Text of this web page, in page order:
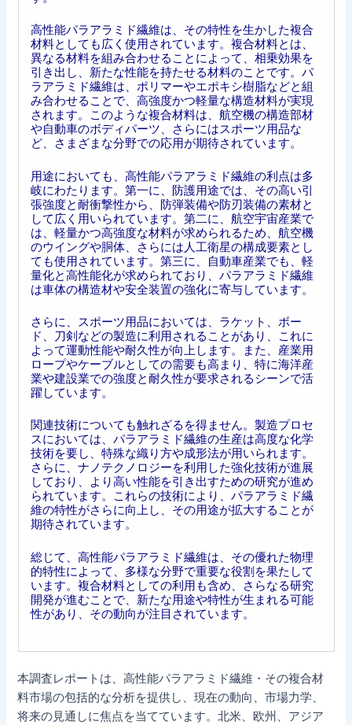
高性能パラアラミド繊維は、その特性を生かした複合
材料としても広く使用されています。複合材料とは、
異なる材料を組み合わせることによって、相乗効果を
引き出し、新たな性能を持たせる材料のことです。パ
ラアラミド繊維は、ポリマーやエポキシ樹脂などと組
み合わせることで、高強度かつ軽量な構造材料が実現
されます。このような複合材料は、航空機の構造部材
や自動車のボディパーツ、さらにはスポーツ用品な
ど、さまざまな分野での応用が期待されています。
用途においても、高性能パラアラミド繊維の利点は多
岐にわたります。第一に、防護用途では、その高い引
張強度と耐衝撃性から、防弾装備や防刃装備の素材と
して広く用いられています。第二に、航空宇宙産業で
は、軽量かつ高強度な材料が求められるため、航空機
のウイングや胴体、さらには人工衛星の構成要素とし
ても使用されています。第三に、自動車産業でも、軽
量化と高性能化が求められており、パラアラミド繊維
は車体の構造材や安全装置の強化に寄与しています。
さらに、スポーツ用品においては、ラケット、ボー
ド、刀剣などの製造に利用されることがあり、これに
よって運動性能や耐久性が向上します。また、産業用
ロープやケーブルとしての需要も高まり、特に海洋産
業や建設業での強度と耐久性が要求されるシーンで活
躍しています。
関連技術についても触れざるを得ません。製造プロセ
スにおいては、パラアラミド繊維の生産は高度な化学
技術を要し、特殊な織り方や成形法が用いられます。
さらに、ナノテクノロジーを利用した強化技術が進展
しており、より高い性能を引き出すための研究が進め
られています。これらの技術により、パラアラミド繊
維の特性がさらに向上し、その用途が拡大することが
期待されています。
総じて、高性能パラアラミド繊維は、その優れた物理
的特性によって、多様な分野で重要な役割を果たして
います。複合材料としての利用も含め、さらなる研究
開発が進むことで、新たな用途や特性が生まれる可能
性があり、その動向が注目されています。
本調査レポートは、高性能パラアラミド繊維・その複合材
料市場の包括的な分析を提供し、現在の動向、市場力学、
将来の見通しに焦点を当てています。北米、欧州、アジア